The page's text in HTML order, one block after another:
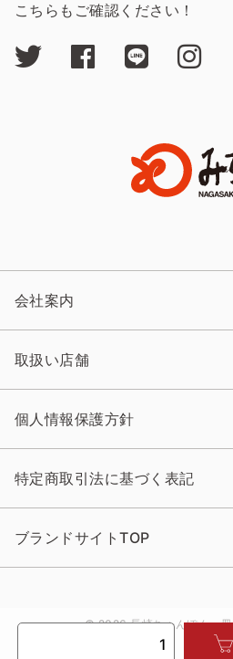
こちらもご確認ください！
会社案内
取扱い店舗
個人情報保護方針
特定商取引法に基づく表記
ブランドサイトTOP
© 2026 長崎ちゃんぽん・